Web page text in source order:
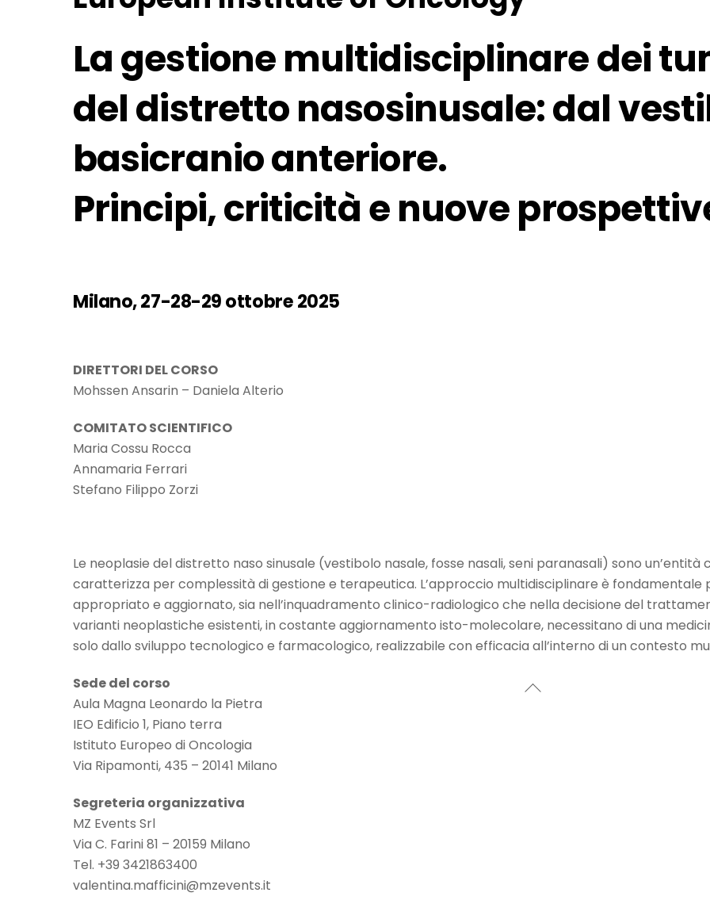
La gestione multidisciplinare dei
del distretto nasosinusale: dal
basicranio anteriore.
Principi, criticità e nuove
Milano, 27-28-29 ottobre 2025
DIRETTORI DEL CORSO
Mohssen Ansarin – Daniela Alterio
COMITATO SCIENTIFICO
Maria Cossu Rocca
Annamaria Ferrari
Stefano Filippo Zorzi
Le neoplasie del distretto naso sinusale (vestibolo nasale, fosse nasali, seni paranasali) sono
caratterizza per complessità di gestione e terapeutica. L’approccio multidisciplinare è fondamentale
appropriato e aggiornato, sia nell’inquadramento clinico-radiologico che nella decisione del
varianti neoplastiche esistenti, in costante aggiornamento isto-molecolare, necessitano di una
solo dallo sviluppo tecnologico e farmacologico, realizzabile con efficacia all’interno di un contesto
Sede del corso
Aula Magna Leonardo la Pietra
IEO Edificio 1, Piano terra
Istituto Europeo di Oncologia
Via Ripamonti, 435 – 20141 Milano
Segreteria organizzativa
MZ Events Srl
Via C. Farini 81 – 20159 Milano
Tel. +39 3421863400
valentina.mafficini@mzevents.it